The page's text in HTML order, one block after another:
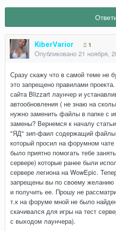
KiberVarior 1
Опубликовано 21 ноября,
Сразу скажу что в самой теме не
это запрещено правилами
сайта Blizzart лаунчер и
автообновления ( не знаю на
нужно заменить файлы в папке с
замены? Вернемся к началу
"ЯД" зип-фаил содержащий файлы
который просил на форумном
было приятно помогать тебе
сервере) которые ранее были
сервере легиона на WowEpic.
запрещены вы по своему желанию
и получить ее. Прошу не
т.к на форуме мной не было
скачивался для игры на тест
с выходом лаунчера).